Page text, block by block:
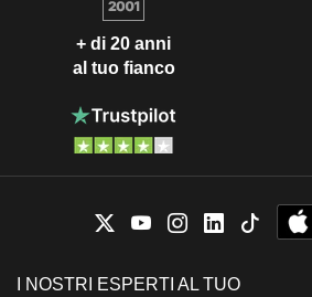
+ di 20 anni
al tuo fianco
I NOSTRI ESPERTI AL TUO